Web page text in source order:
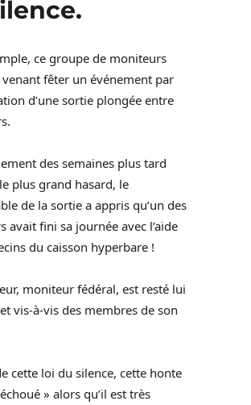
ce groupe de moniteurs
fêter un événement par
d’une sortie plongée entre
des semaines plus tard
plus grand hasard, le
de la sortie a appris qu’un des
avait fini sa journée avec l’aide
du caisson hyperbare !
moniteur fédéral, est resté lui
vis-à-vis des membres de son
cette loi du silence, cette honte
» alors qu’il est très